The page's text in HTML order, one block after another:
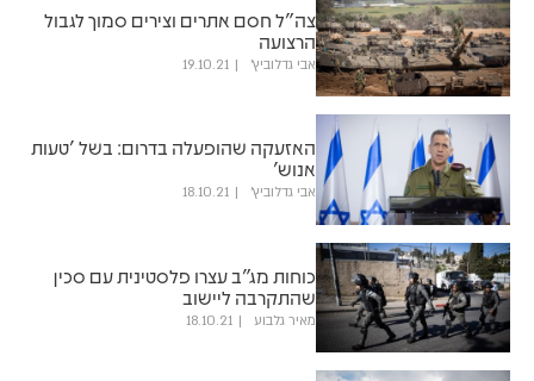
צה"ל חסם אתרים וצירים סמוך לגבול
הרצועה
אבי גדלוביץ' 19.10.21
האזעקה שהופעלה בדרום: בשל 'טעות
אנוש'
אבי גדלוביץ' 18.10.21
כוחות מג"ב עצרו פלסטינית עם סכין
שהתקרבה ליישוב
מאיר גלבוע 18.10.21